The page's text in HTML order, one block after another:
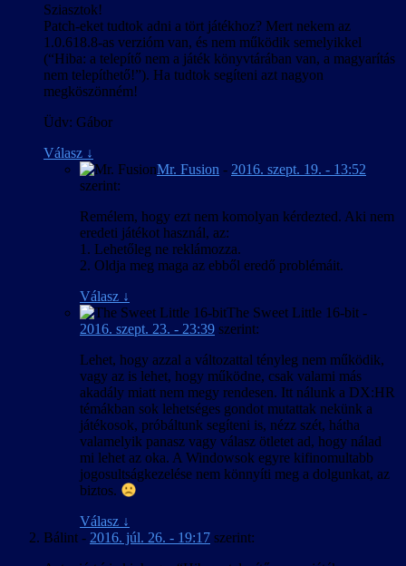
Sziasztok!
Patch-eket tudtok adni a tört játékhoz? Mert nekem az
1.0.618.8-as verzióm van, és nem működik semelyikkel
(“Hiba: a telepítő nem a játék könyvtárában van, a magyarítás
nem telepíthető!”). Ha tudtok segíteni azt nagyon
megköszönném!
Üdv: Gábor
Válasz ↓
Mr. Fusion - 2016. szept. 19. - 13:52
szerint:
Remélem, hogy ezt nem komolyan kérdezted. Aki nem
eredeti játékot használ, az:
1. Lehetőleg ne reklámozza.
2. Oldja meg maga az ebből eredő problémáit.
Válasz ↓
The Sweet Little 16-bit -
2016. szept. 23. - 23:39 szerint:
Lehet, hogy azzal a változattal tényleg nem működik,
vagy az is lehet, hogy működne, csak valami más
akadály miatt nem megy rendesen. Itt nálunk a DX:HR
témákban sok lehetséges gondot mutattak nekünk a
játékosok, próbáltunk segíteni is, nézz szét, hátha
valamelyik panasz vagy válasz ötletet ad, hogy nálad
mi lehet az oka. A Windowsok egyre kifinomultabb
jogosultságkezelése nem könnyíti meg a dolgunkat, az
biztos.
Válasz ↓
Bálint - 2016. júl. 26. - 19:17 szerint: